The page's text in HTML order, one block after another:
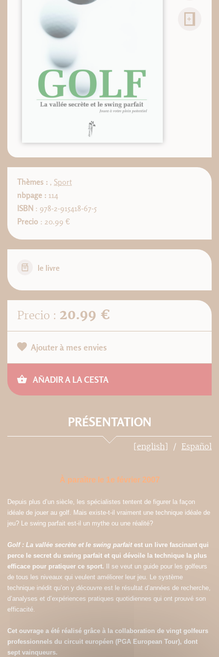
Thèmes : , Sport
nbpage : 114
ISBN : 978-2-915418-67-5
Precio : 20.99 €
le livre
Precio : 20.99 €
Ajouter à mes envies
AÑADIR A LA CESTA
PRÉSENTATION
[english] Español
À paraître le 1e février 2007
Depuis plus d’un siècle, les spécialistes tentent de figurer la façon
idéale de jouer au golf. Mais existe-t-il vraiment une technique idéale de
jeu? Le swing parfait est-il un mythe ou une réalité?
Golf : La vallée secrète et le swing parfaitest un livre fascinant qui
perce le secret du swing parfait et qui dévoile la technique la plus
efficace pour pratiquer ce sport. Il se veut un guide pour les golfeurs
de tous les niveaux qui veulent améliorer leur jeu. Le système
technique inédit qu’on y découvre est le résultat d’années de recherche,
d’analyses et d’expériences pratiques quotidiennes qui ont prouvé son
efficacité.
Cet ouvrage a été réalisé grâce à la collaboration de vingt golfeurs
professionnels du circuit européen (PGA European Tour), dont
sept vainqueurs.